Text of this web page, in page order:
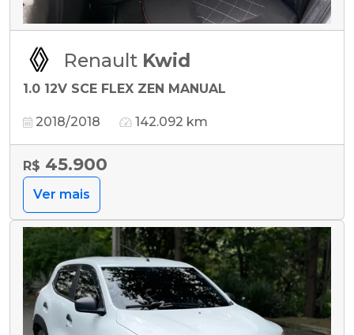
Renault Kwid
1.0 12V SCE FLEX ZEN MANUAL
2018/2018 142.092 km
R$ 45.900
Ver mais